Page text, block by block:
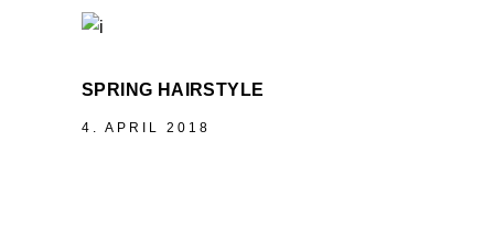
SPRING HAIRSTYLE
4. APRIL 2018